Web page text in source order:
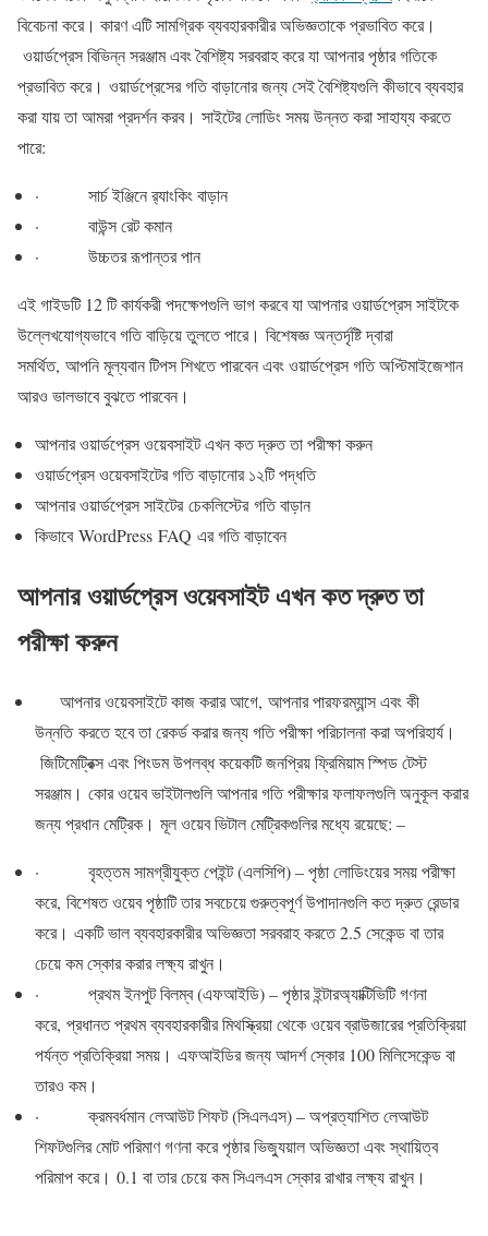
বিবেচনা করে। কারণ এটি সামগ্রিক ব্যবহারকারীর অভিজ্ঞতাকে প্রভাবিত করে।
ওয়ার্ডপ্রেস বিভিন্ন সরঞ্জাম এবং বৈশিষ্ট্য সরবরাহ করে যা আপনার পৃষ্ঠার গতিকে
প্রভাবিত করে। ওয়ার্ডপ্রেসের গতি বাড়ানোর জন্য সেই বৈশিষ্ট্যগুলি কীভাবে ব্যবহার
করা যায় তা আমরা প্রদর্শন করব। সাইটের লোডিং সময় উন্নত করা সাহায্য করতে
পারে:
· সার্চ ইঞ্জিনে র‌্যাংকিং বাড়ান
· বাউন্স রেট কমান
· উচ্চতর রূপান্তর পান
এই গাইডটি 12 টি কার্যকরী পদক্ষেপগুলি ভাগ করবে যা আপনার ওয়ার্ডপ্রেস সাইটকে
উল্লেখযোগ্যভাবে গতি বাড়িয়ে তুলতে পারে। বিশেষজ্ঞ অন্তর্দৃষ্টি দ্বারা
সমর্থিত, আপনি মূল্যবান টিপস শিখতে পারবেন এবং ওয়ার্ডপ্রেস গতি অপ্টিমাইজেশান
আরও ভালভাবে বুঝতে পারবেন।
আপনার ওয়ার্ডপ্রেস ওয়েবসাইট এখন কত দ্রুত তা পরীক্ষা করুন
ওয়ার্ডপ্রেস ওয়েবসাইটের গতি বাড়ানোর ১২টি পদ্ধতি
আপনার ওয়ার্ডপ্রেস সাইটের চেকলিস্টের গতি বাড়ান
কিভাবে WordPress FAQ এর গতি বাড়াবেন
আপনার ওয়ার্ডপ্রেস ওয়েবসাইট এখন কত দ্রুত তা
পরীক্ষা করুন
আপনার ওয়েবসাইটে কাজ করার আগে, আপনার পারফরম্যান্স এবং কী
উন্নতি করতে হবে তা রেকর্ড করার জন্য গতি পরীক্ষা পরিচালনা করা অপরিহার্য।
জিটিমেট্রিক্স এবং পিংডম উপলব্ধ কয়েকটি জনপ্রিয় ফ্রিমিয়াম স্পিড টেস্ট
সরঞ্জাম। কোর ওয়েব ভাইটালগুলি আপনার গতি পরীক্ষার ফলাফলগুলি অনুকূল করার
জন্য প্রধান মেট্রিক। মূল ওয়েব ভিটাল মেট্রিকগুলির মধ্যে রয়েছে: –
· বৃহত্তম সামগ্রীযুক্ত পেইন্ট (এলসিপি) – পৃষ্ঠা লোডিংয়ের সময় পরীক্ষা
করে, বিশেষত ওয়েব পৃষ্ঠাটি তার সবচেয়ে গুরুত্বপূর্ণ উপাদানগুলি কত দ্রুত রেন্ডার
করে। একটি ভাল ব্যবহারকারীর অভিজ্ঞতা সরবরাহ করতে 2.5 সেকেন্ড বা তার
চেয়ে কম স্কোর করার লক্ষ্য রাখুন।
· প্রথম ইনপুট বিলম্ব (এফআইডি) – পৃষ্ঠার ইন্টারঅ্যাক্টিভিটি গণনা
করে, প্রধানত প্রথম ব্যবহারকারীর মিথস্ক্রিয়া থেকে ওয়েব ব্রাউজারের প্রতিক্রিয়া
পর্যন্ত প্রতিক্রিয়া সময়। এফআইডির জন্য আদর্শ স্কোর 100 মিলিসেকেন্ড বা
তারও কম।
· ক্রমবর্ধমান লেআউট শিফট (সিএলএস) – অপ্রত্যাশিত লেআউট
শিফটগুলির মোট পরিমাণ গণনা করে পৃষ্ঠার ভিজ্যুয়াল অভিজ্ঞতা এবং স্থায়িত্ব
পরিমাপ করে। 0.1 বা তার চেয়ে কম সিএলএস স্কোর রাখার লক্ষ্য রাখুন।